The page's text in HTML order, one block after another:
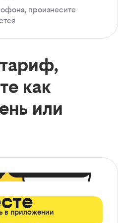
произнесите
как
или
в приложении